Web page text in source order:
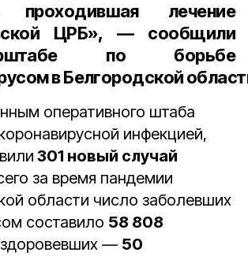
проходившая лечение
ЦРБ», — сообщили
по борьбе
в Белгородской
оперативного штаба
инфекцией,
301 новый случай
за время пандемии
области число заболевших
составило 58 808
— 50